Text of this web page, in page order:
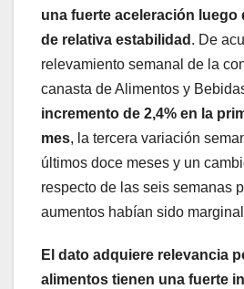
una fuerte aceleración luego
de relativa estabilidad . De
relevamiento semanal de la
canasta de Alimentos y
incremento de 2,4% en la
mes, la tercera variación
últimos doce meses y un
respecto de las seis semanas
aumentos habían sido
El dato adquiere relevancia
alimentos tienen una fuerte